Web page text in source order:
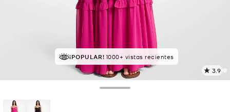
¡SOLICITADOS!63 vendidos
¡POPULAR! 1000+ vistas recientes
3.9
8